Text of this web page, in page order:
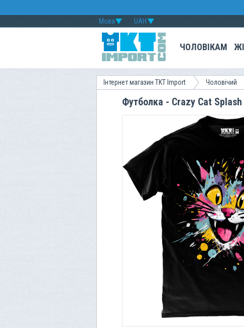
UAH
Мова
ЧОЛОВІКАМ
Інтернет магазин TKT Import Чоловічий
Футболка - Crazy Cat